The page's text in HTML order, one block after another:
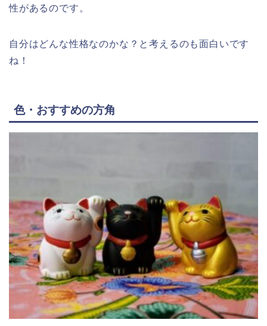
性があるのです。
自分はどんな性格なのかな？と考えるのも面白いです
ね！
色・おすすめの方角